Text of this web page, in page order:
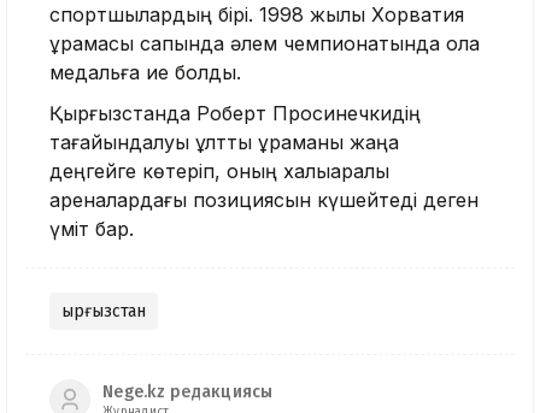
спортшылардың бірі. 1998 жылы Хорватия
құрамасы сапында әлем чемпионатында қола
медальға ие болды.
Қырғызстанда Роберт Просинечкидің
тағайындалуы ұлттық құраманы жаңа
деңгейге көтеріп, оның халықаралық
ареналардағы позициясын күшейтеді деген
үміт бар.
Қырғызстан
Nege.kz редакциясы